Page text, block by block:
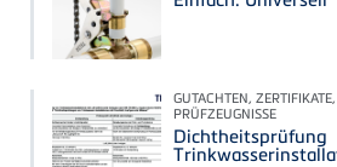
GUTACHTEN, ZERTIFIKATE,
PRÜFZEUGNISSE
Dichtheitsprüfung